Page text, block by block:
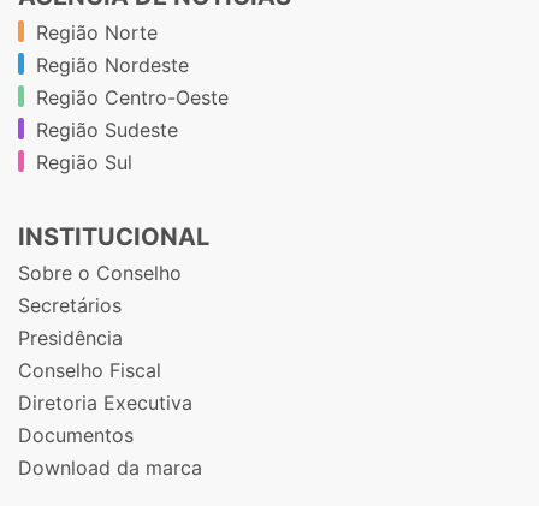
Região Norte
Região Nordeste
Região Centro-Oeste
Região Sudeste
Região Sul
INSTITUCIONAL
Sobre o Conselho
Secretários
Presidência
Conselho Fiscal
Diretoria Executiva
Documentos
Download da marca